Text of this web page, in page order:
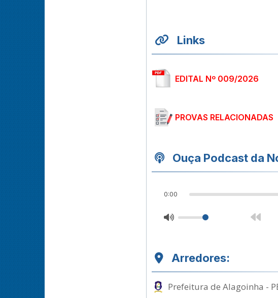
Links
EDITAL Nº 009/2026
PROVAS RELACIONADAS
Ouça Podcast da
0:00
Arredores:
Prefeitura de Alagoinha -